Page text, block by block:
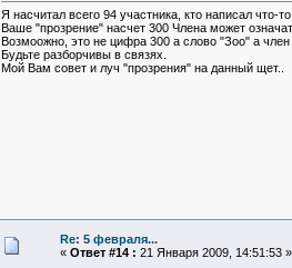
Я насчитал всего 94 участника, кто написал что-
Ваше "прозрение" насчет 300 Члена может
Возмоожно, это не цифра 300 а слово "Зоо" а
Будьте разборчивы в связях.
Мой Вам совет и луч "прозрения" на данный щет..
Re: 5 февраля...
« Ответ #14 : 21 Января 2009, 14:51:53 »